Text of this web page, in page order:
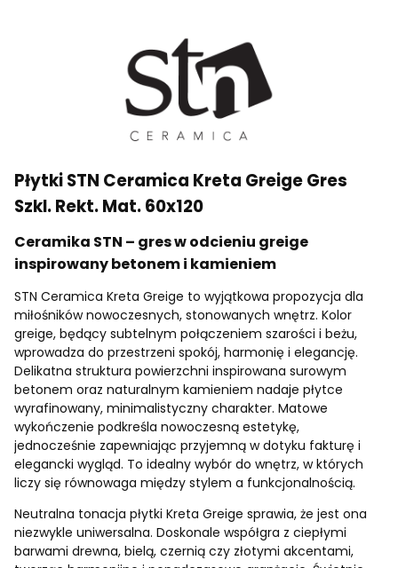
Płytki STN Ceramica Kreta Greige Gres
Szkl. Rekt. Mat. 60x120
Ceramika STN – gres w odcieniu greige
inspirowany betonem i kamieniem
STN Ceramica Kreta Greige to wyjątkowa propozycja dla
miłośników nowoczesnych, stonowanych wnętrz. Kolor
greige, będący subtelnym połączeniem szarości i beżu,
wprowadza do przestrzeni spokój, harmonię i elegancję.
Delikatna struktura powierzchni inspirowana surowym
betonem oraz naturalnym kamieniem nadaje płytce
wyrafinowany, minimalistyczny charakter. Matowe
wykończenie podkreśla nowoczesną estetykę,
jednocześnie zapewniając przyjemną w dotyku fakturę i
elegancki wygląd. To idealny wybór do wnętrz, w których
liczy się równowaga między stylem a funkcjonalnością.
Neutralna tonacja płytki Kreta Greige sprawia, że jest ona
niezwykle uniwersalna. Doskonale współgra z ciepłymi
barwami drewna, bielą, czernią czy złotymi akcentami,